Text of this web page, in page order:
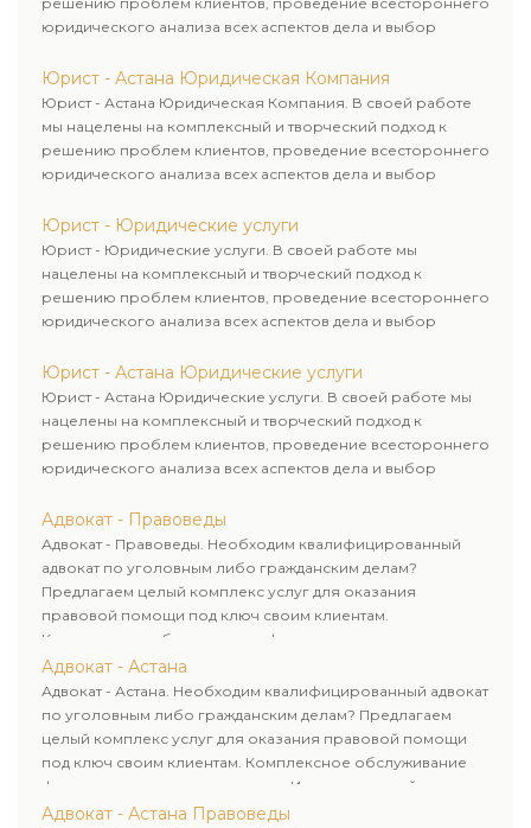
юридического анализа всех аспектов дела и выбор
Юрист - Астана Юридическая Компания
Юрист - Астана Юридическая Компания. В своей работе
мы нацелены на комплексный и творческий подход к
решению проблем клиентов, проведение всестороннего
юридического анализа всех аспектов дела и выбор
Юрист - Юридические услуги
Юрист - Юридические услуги. В своей работе мы
нацелены на комплексный и творческий подход к
решению проблем клиентов, проведение всестороннего
юридического анализа всех аспектов дела и выбор
Юрист - Астана Юридические услуги
Юрист - Астана Юридические услуги. В своей работе мы
нацелены на комплексный и творческий подход к
решению проблем клиентов, проведение всестороннего
юридического анализа всех аспектов дела и выбор
Адвокат - Правоведы
Адвокат - Правоведы. Необходим квалифицированный
адвокат по уголовным либо гражданским делам?
Предлагаем целый комплекс услуг для оказания
правовой помощи под ключ своим клиентам.
Комплексное обслуживание физических и юридических
лиц. Индивидуальный подход к каждому клиенту.
Адвокат - Астана
Адвокат - Астана. Необходим квалифицированный адвокат
по уголовным либо гражданским делам? Предлагаем
целый комплекс услуг для оказания правовой помощи
под ключ своим клиентам. Комплексное обслуживание
физических и юридических лиц. Индивидуальный подход к
каждому клиенту.
Адвокат - Астана Правоведы